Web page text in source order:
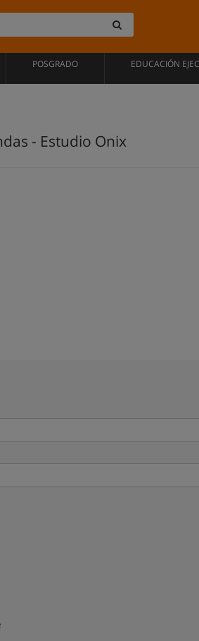
POSGRADO EDUCACIÓN
- Estudio Onix